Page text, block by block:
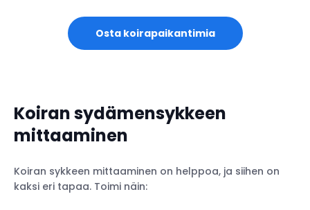
Osta koirapaikantimia
Koiran sydämensykkeen
mittaaminen
Koiran sykkeen mittaaminen on helppoa, ja siihen on
kaksi eri tapaa. Toimi näin: